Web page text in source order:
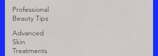
Professional
Beauty Tips
Advanced
Skin
Treatments